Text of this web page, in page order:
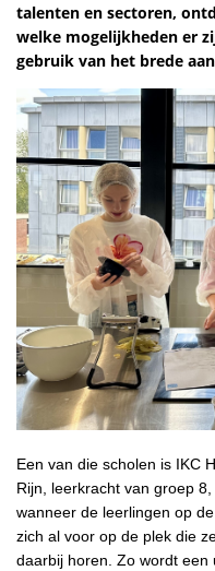
talenten en sectoren,
welke mogelijkheden er
gebruik van het brede
Een van die scholen is IKC
Rijn, leerkracht van groep
wanneer de leerlingen op
zich al voor op de plek die
daarbij horen. Zo wordt